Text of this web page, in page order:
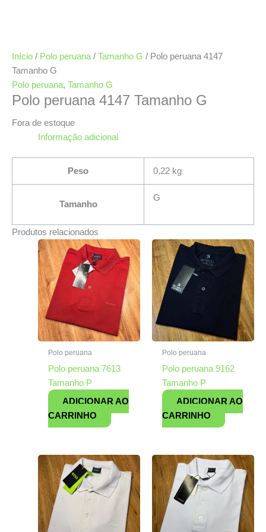
Início / Polo peruana / Tamanho G / Polo peruana 4147
Tamanho G
Polo peruana, Tamanho G
Polo peruana 4147 Tamanho G
Fora de estoque
Informação adicional
Peso 0,22 kg
Tamanho
G
Produtos relacionados
Polo peruana
Polo peruana 7613
Tamanho P
ADICIONAR AO
CARRINHO
Polo peruana
Polo peruana 9162
Tamanho P
ADICIONAR AO
CARRINHO